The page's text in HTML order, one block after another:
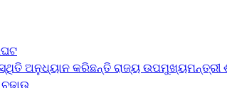
ଅନୁଧ୍ୟାନ କରିଛନ୍ତି ରାଜ୍ୟ ଉପମୁଖ୍ୟମନ୍ତ୍ରୀ